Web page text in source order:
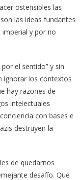
ostensibles las
las ideas fundantes
imperial y por no
el sentido” y sin
ignorar los contextos
hay razones de
intelectuales
con bases e
destruyen la
de quedarnos
desafío. Que